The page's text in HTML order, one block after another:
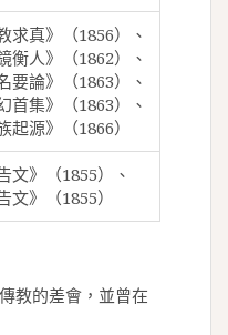
求真》（1856）、
衡人》（1862）、
要論》（1863）、
首集》（1863）、
起源》（1866）
文》（1855）、
文》（1855）
教的差會，並曾在